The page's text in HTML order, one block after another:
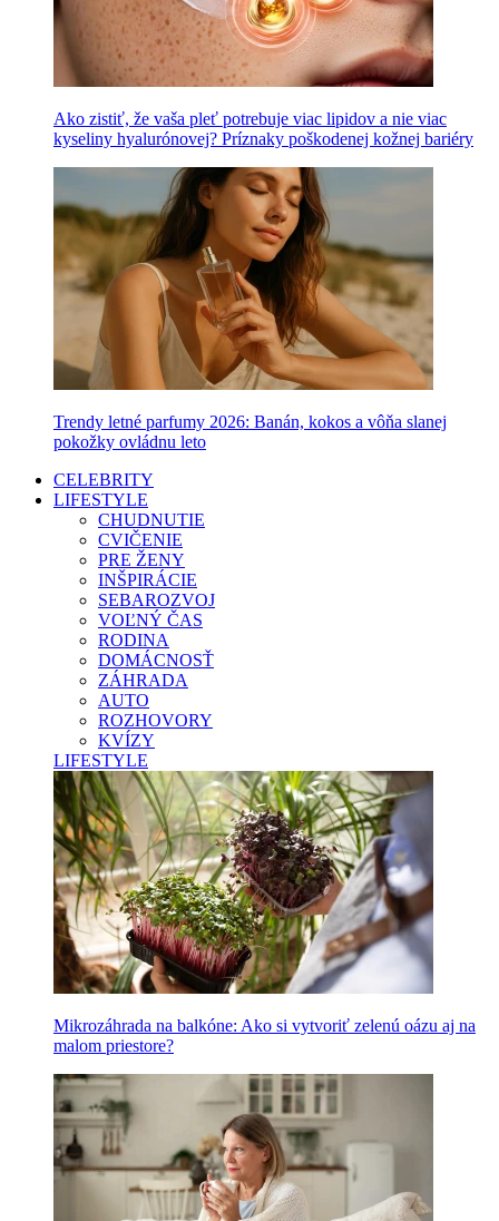
Ako zistiť, že vaša pleť potrebuje viac lipidov a nie viac
kyseliny hyalurónovej? Príznaky poškodenej kožnej bariéry
Trendy letné parfumy 2026: Banán, kokos a vôňa slanej
pokožky ovládnu leto
CELEBRITY
LIFESTYLE
CHUDNUTIE
CVIČENIE
PRE ŽENY
INŠPIRÁCIE
SEBAROZVOJ
VOĽNÝ ČAS
RODINA
DOMÁCNOSŤ
ZÁHRADA
AUTO
ROZHOVORY
KVÍZY
LIFESTYLE
Mikrozáhrada na balkóne: Ako si vytvoriť zelenú oázu aj na
malom priestore?